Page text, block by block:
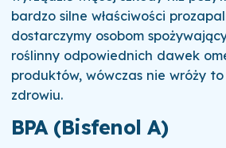
bardzo silne właściwości
dostarczymy osobom
roślinny odpowiednich dawek
produktów, wówczas nie wróży
zdrowiu.
BPA (Bisfenol A)